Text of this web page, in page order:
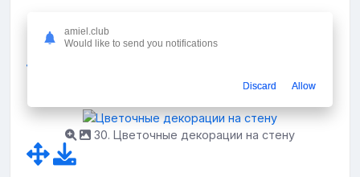
29. Фитостена бегония
30. Цветочные декорации на стену
amiel.club
Would like to send you notifications
Discard Allow